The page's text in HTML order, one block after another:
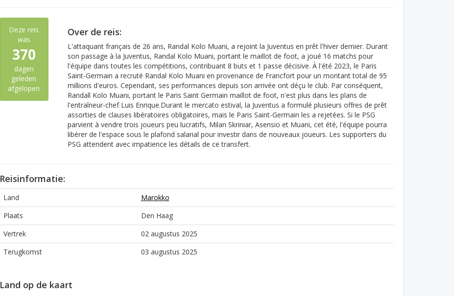
Deze reis
was
370
dagen
geleden
afgelopen
Over de reis:
L'attaquant français de 26 ans, Randal Kolo Muani, a rejoint la Juventus en prêt l'hiver dernier. Durant
son passage à la Juventus, Randal Kolo Muani, portant le maillot de foot, a joué 16 matchs pour
l'équipe dans toutes les compétitions, contribuant 8 buts et 1 passe décisive. À l'été 2023, le Paris
Saint-Germain a recruté Randal Kolo Muani en provenance de Francfort pour un montant total de 95
millions d'euros. Cependant, ses performances depuis son arrivée ont déçu le club. Par conséquent,
Randall Kolo Muani, portant le Paris Saint Germain maillot de foot, n'est plus dans les plans de
l'entraîneur-chef Luis Enrique.Durant le mercato estival, la Juventus a formulé plusieurs offres de prêt
assorties de clauses libératoires obligatoires, mais le Paris Saint-Germain les a rejetées. Si le PSG
parvient à vendre trois joueurs peu lucratifs, Milan Skriniar, Asensio et Muani, cet été, l'équipe pourra
libérer de l'espace sous le plafond salarial pour investir dans de nouveaux joueurs. Les supporters du
PSG attendent avec impatience les détails de ce transfert.
Reisinformatie:
Land
Marokko
Plaats
Den Haag
Vertrek
02 augustus 2025
Terugkomst
03 augustus 2025
Land op de kaart